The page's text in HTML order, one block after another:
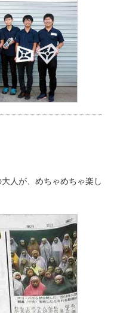
人が、めちゃめちゃ楽し